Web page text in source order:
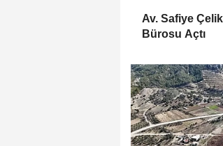
Av. Safiye
Bürosu Açtı